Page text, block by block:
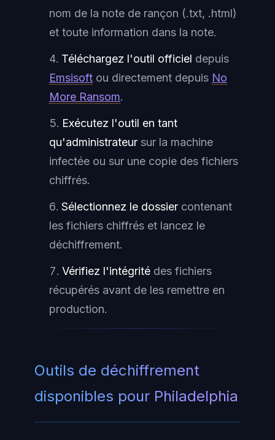
nom de la note de rançon (.txt, .html)
et toute information dans la note.
Téléchargez l'outil officiel depuis
Emsisoft ou directement depuis No
More Ransom.
Exécutez l'outil en tant
qu'administrateur sur la machine
infectée ou sur une copie des fichiers
chiffrés.
Sélectionnez le dossier contenant
les fichiers chiffrés et lancez le
déchiffrement.
Vérifiez l'intégrité des fichiers
récupérés avant de les remettre en
production.
Outils de déchiffrement
disponibles pour Philadelphia